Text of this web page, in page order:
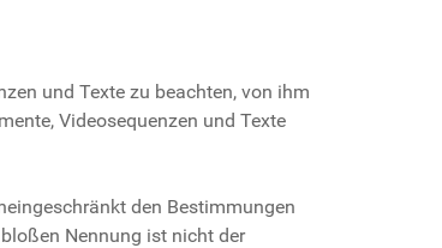
und Texte zu beachten, von ihm
Videosequenzen und Texte
den Bestimmungen
Nennung ist nicht der